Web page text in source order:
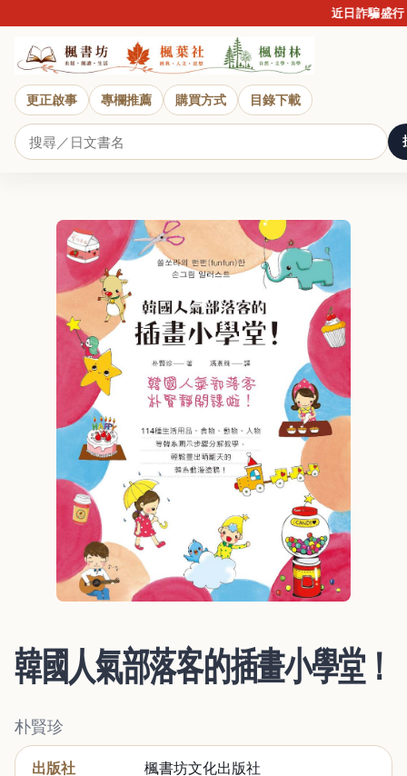
近日詐騙盛行，
更正啟事 專欄推薦 購買方式 目錄下載
韓國人氣部落客的插畫小學堂！
朴賢珍
出版社
楓書坊文化出版社